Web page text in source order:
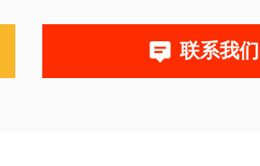
联系我们